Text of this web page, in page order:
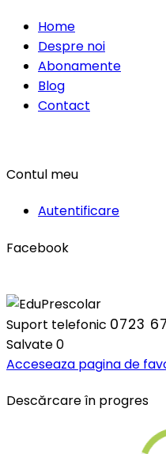
Home
Despre noi
Abonamente
Blog
Contact
Contul meu
Autentificare
Facebook
Suport telefonic 0723
Salvate0
Acceseaza pagina de
Descărcare în progres